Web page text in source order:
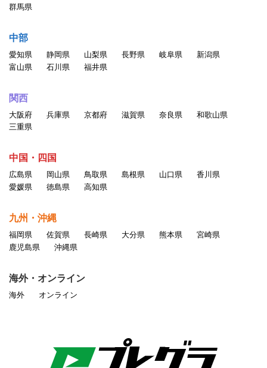
群馬県
中部
愛知県 静岡県 山梨県 長野県 岐阜県
新潟県
富山県
石川県 福井県
関西
大阪府 兵庫県 京都府 滋賀県 奈良県
和歌山県
三重県
中国・四国
広島県 岡山県 鳥取県 島根県 山口県
香川県
愛媛県
徳島県 高知県
九州・沖縄
福岡県 佐賀県 長崎県 大分県 熊本県
宮崎県
鹿児島県
沖縄県
海外・オンライン
海外 オンライン